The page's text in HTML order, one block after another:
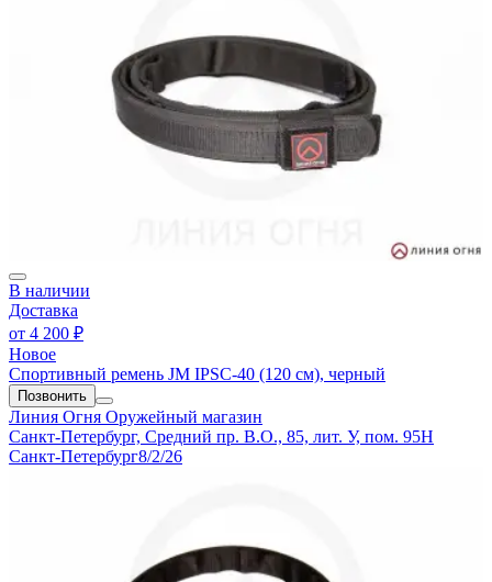
В наличии
Доставка
от 4 200 ₽
Новое
Спортивный ремень JM IPSC-40 (120 см), черный
Позвонить
Линия Огня Оружейный магазин
Санкт-Петербург, Средний пр. В.О., 85, лит. У, пом. 95Н
Санкт-Петербург8/2/26